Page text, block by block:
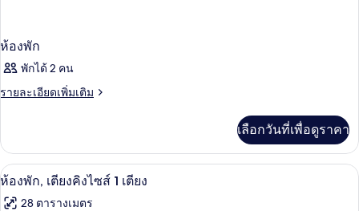
ห้องพัก
พักได้ 2 คน
รายละเอียดเพิ่มเติม
ราย
เกี่ยว
กับ
ห้อง
เลือกวันที่เพื่อดูราคา
เปิด
ภาพถ่าย
ห้องพัก, เตียงคิงไซส์ 1 เตียง | เครื่อ
7
ห้องพัก, เตียงคิงไซส์ 1 เตียง
28 ตารางเมตร